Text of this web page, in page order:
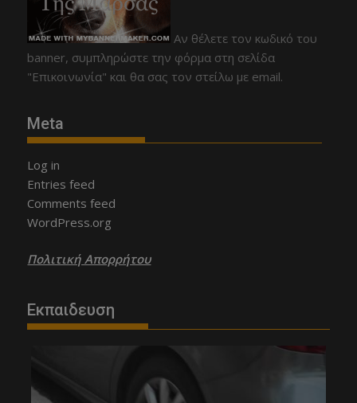
Αν θέλετε τον κωδικό του
banner, συμπληρώστε την φόρμα στη σελίδα
"Επικοινωνία" και θα σας τον στείλω με email.
Meta
Log in
Entries feed
Comments feed
WordPress.org
Πολιτική Απορρήτου
Εκπαιδευση